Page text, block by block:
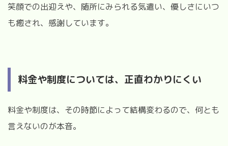
笑顔での出迎えや、随所にみられる気遣い、優しさにいつ
も癒され、感謝しています。
料金や制度については、正直わかりにくい
料金や制度は、その時節によって結構変わるので、何とも
言えないのが本音。